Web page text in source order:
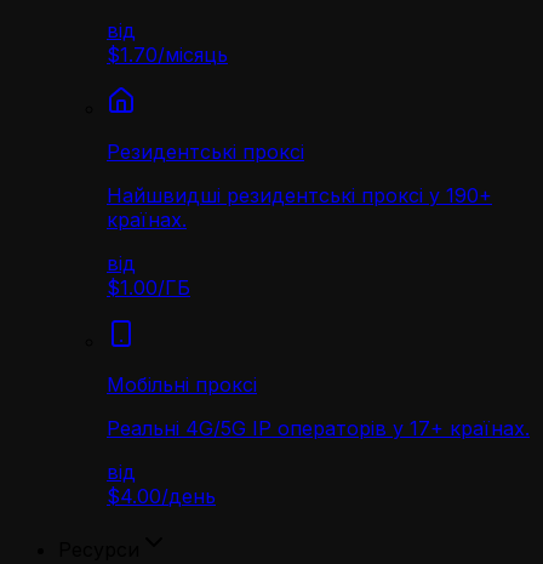
від
$1.70/місяць
Резидентські проксі
Найшвидші резидентські проксі у 190+
країнах.
від
$1.00/ГБ
Мобільні проксі
Реальні 4G/5G IP операторів у 17+ країнах.
від
$4.00/день